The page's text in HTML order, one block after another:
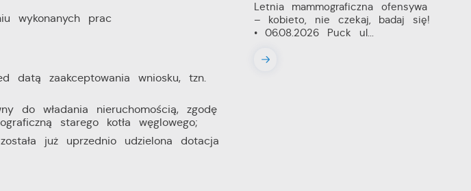
wykonanych prac
datą zaakceptowania wniosku, tzn.
do władania nieruchomością, zgodę
starego kotła węglowego;
już uprzednio udzielona dotacja
Letnia mammograficzna ofensywa
– kobieto, nie czekaj, badaj się!
• 06.08.2026 Puck ul...